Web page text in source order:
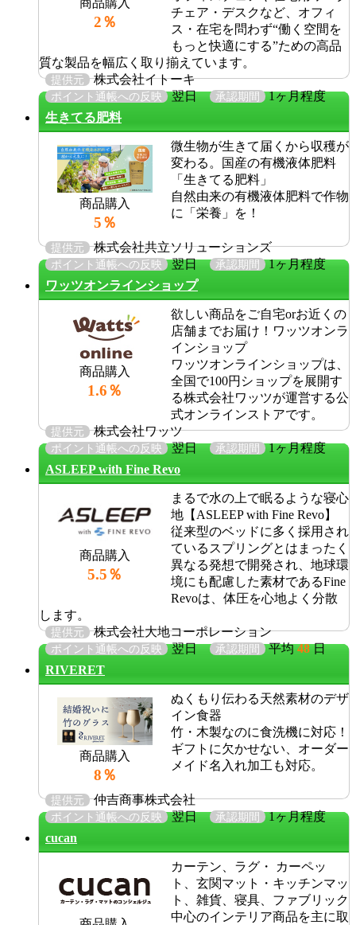
2％
チェア・デスクなど、オフィ
ス・在宅を問わず“働く空間を
もっと快適にする”ための高品
質な製品を幅広く取り揃えています。
提供元 株式会社イトーキ
ポイント通帳への反映 翌日 承認期間
1ヶ月程度
生きてる肥料
商品購入
5％
微生物が生きて届くから収穫が
変わる。国産の有機液体肥料
「生きてる肥料」
自然由来の有機液体肥料で作物
に「栄養」を！
提供元 株式会社共立ソリューションズ
ポイント通帳への反映 翌日 承認期間
1ヶ月程度
ワッツオンラインショップ
商品購入
1.6％
欲しい商品をご自宅orお近くの
店舗までお届け！ワッツオンラ
インショップ
ワッツオンラインショップは、
全国で100円ショップを展開す
る株式会社ワッツが運営する公
式オンラインストアです。
提供元 株式会社ワッツ
ポイント通帳への反映 翌日 承認期間
1ヶ月程度
ASLEEP with Fine Revo
商品購入
5.5％
まるで水の上で眠るような寝心
地【ASLEEP with Fine Revo】
従来型のベッドに多く採用され
ているスプリングとはまったく
異なる発想で開発され、地球環
境にも配慮した素材であるFine
Revoは、体圧を心地よく分散
します。
提供元 株式会社大地コーポレーション
ポイント通帳への反映 翌日 承認期間 平均48日
RIVERET
商品購入
8％
ぬくもり伝わる天然素材のデザ
イン食器
竹・木製なのに食洗機に対応！
ギフトに欠かせない、オーダー
メイド名入れ加工も対応。
提供元 仲吉商事株式会社
ポイント通帳への反映 翌日 承認期間
1ヶ月程度
cucan
カーテン、ラグ・ カーペッ
ト、玄関マット・キッチンマッ
ト、雑貨、寝具、ファブリック
中心のインテリア商品を主に取